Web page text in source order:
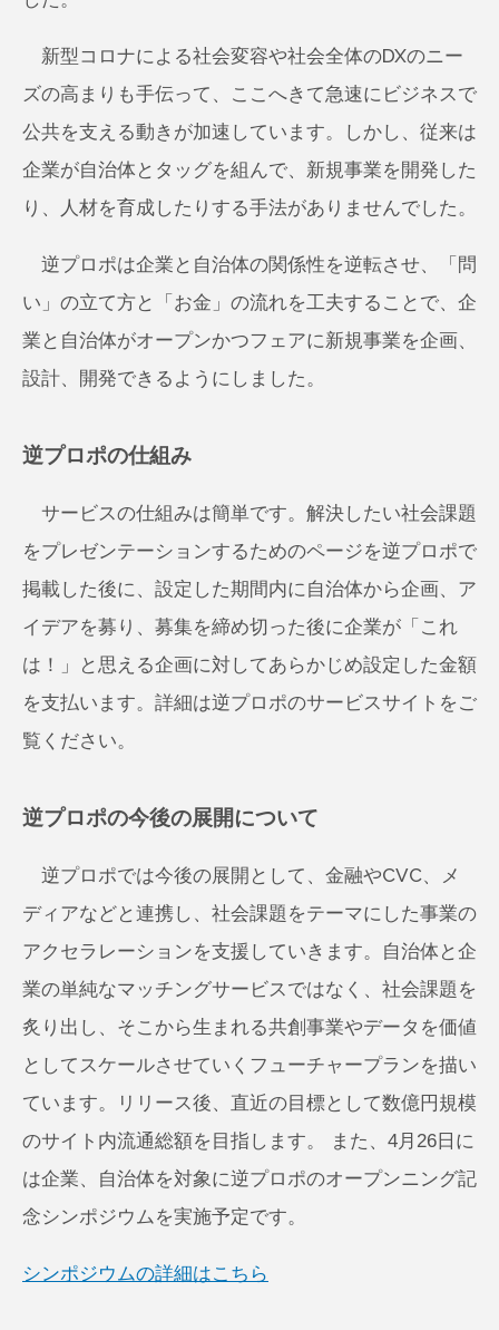
新型コロナによる社会変容や社会全体のDXのニー
ズの高まりも手伝って、ここへきて急速にビジネスで
公共を支える動きが加速しています。しかし、従来は
企業が自治体とタッグを組んで、新規事業を開発した
り、人材を育成したりする手法がありませんでした。
逆プロポは企業と自治体の関係性を逆転させ、「問
い」の立て方と「お金」の流れを工夫することで、企
業と自治体がオープンかつフェアに新規事業を企画、
設計、開発できるようにしました。
逆プロポの仕組み
サービスの仕組みは簡単です。解決したい社会課題
をプレゼンテーションするためのページを逆プロポで
掲載した後に、設定した期間内に自治体から企画、ア
イデアを募り、募集を締め切った後に企業が「これ
は！」と思える企画に対してあらかじめ設定した金額
を支払います。詳細は逆プロポのサービスサイトをご
覧ください。
逆プロポの今後の展開について
逆プロポでは今後の展開として、金融やCVC、メ
ディアなどと連携し、社会課題をテーマにした事業の
アクセラレーションを支援していきます。自治体と企
業の単純なマッチングサービスではなく、社会課題を
炙り出し、そこから生まれる共創事業やデータを価値
としてスケールさせていくフューチャープランを描い
ています。リリース後、直近の目標として数億円規模
のサイト内流通総額を目指します。 また、4月26日に
は企業、自治体を対象に逆プロポのオープンニング記
念シンポジウムを実施予定です。
シンポジウムの詳細はこちら